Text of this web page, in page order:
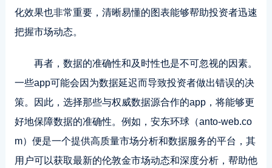
化效果也非常重要，清晰易懂的图表能够帮助投资者迅速
把握市场动态。
再者，数据的准确性和及时性也是不可忽视的因素。
一些app可能会因为数据延迟而导致投资者做出错误的决
策。因此，选择那些与权威数据源合作的app，将能够更
好地保障数据的准确性。例如，安东环球（anto-web.co
m）便是一个提供高质量市场分析和数据服务的平台，其
用户可以获取最新的伦敦金市场动态和深度分析，帮助他